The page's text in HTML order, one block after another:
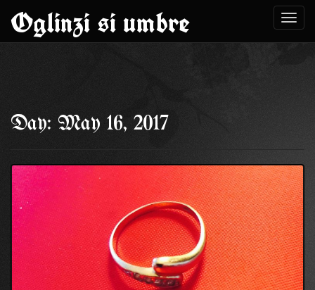
content
Oglinzi si umbre
Day: May 16, 2017